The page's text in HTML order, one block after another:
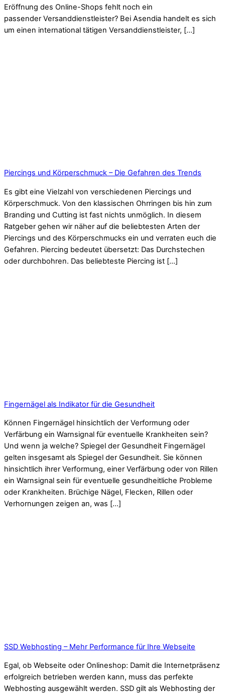
Eröffnung des Online-Shops fehlt noch ein
passender Versanddienstleister? Bei Asendia handelt es sich
um einen international tätigen Versanddienstleister, […]
Piercings und Körperschmuck – Die Gefahren des Trends
Es gibt eine Vielzahl von verschiedenen Piercings und
Körperschmuck. Von den klassischen Ohrringen bis hin zum
Branding und Cutting ist fast nichts unmöglich. In diesem
Ratgeber gehen wir näher auf die beliebtesten Arten der
Piercings und des Körperschmucks ein und verraten euch die
Gefahren. Piercing bedeutet übersetzt: Das Durchstechen
oder durchbohren. Das beliebteste Piercing ist […]
Fingernägel als Indikator für die Gesundheit
Können Fingernägel hinsichtlich der Verformung oder
Verfärbung ein Warnsignal für eventuelle Krankheiten sein?
Und wenn ja welche? Spiegel der Gesundheit Fingernägel
gelten insgesamt als Spiegel der Gesundheit. Sie können
hinsichtlich ihrer Verformung, einer Verfärbung oder von Rillen
ein Warnsignal sein für eventuelle gesundheitliche Probleme
oder Krankheiten. Brüchige Nägel, Flecken, Rillen oder
Verhornungen zeigen an, was […]
SSD Webhosting – Mehr Performance für Ihre Webseite
Egal, ob Webseite oder Onlineshop: Damit die Internetpräsenz
erfolgreich betrieben werden kann, muss das perfekte
Webhosting ausgewählt werden. SSD gilt als Webhosting der